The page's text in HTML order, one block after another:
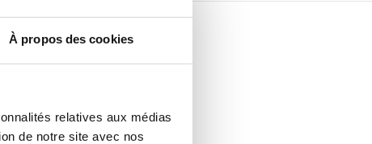
À propos des cookies
relatives aux médias
de notre site avec nos